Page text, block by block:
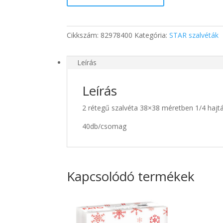
szalvéta
Cikkszám: 82978400 Kategória:STAR szalvéták
Leírás
Leírás
2 rétegű szalvéta 38×38 méretben 1/4
40db/csomag
Kapcsolódó termékek